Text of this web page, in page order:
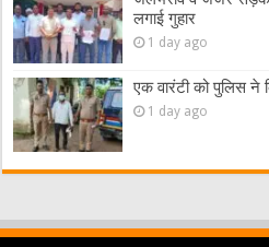
लगाई गुहार
1 day ago
एक वारंटी को पुलिस ने
1 day ago